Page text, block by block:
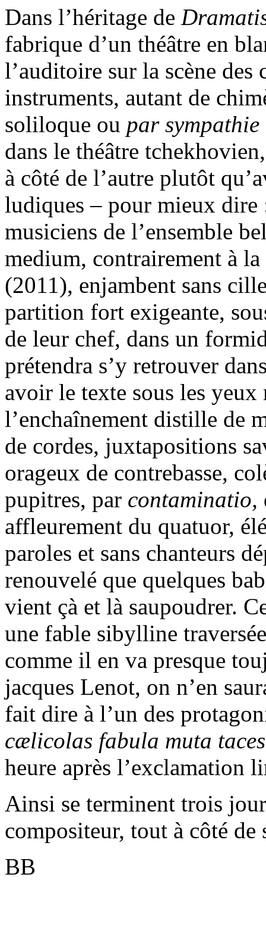
Dans l’héritage de
fabrique d’un théâtre en
l’auditoire sur la scène des
instruments, autant de
soliloque ou par sympathie
dans le théâtre
à côté de l’autre plutôt
ludiques – pour mieux dire
musiciens de l’ensemble
medium, contrairement à
(2011), enjambent sans
partition fort exigeante,
de leur chef, dans un
prétendra s’y retrouver
avoir le texte sous les
l’enchaînement distille de
de cordes, juxtapositions
orageux de contrebasse,
pupitres, par contaminatio,
affleurement du quatuor,
paroles et sans chanteurs
renouvelé que quelques
vient çà et là saupoudrer.
une fable sibylline
comme il en va presque
jacques Lenot, on n’en
fait dire à l’un des
cælicolas fabula muta taces
heure après l’exclamation
Ainsi se terminent trois
compositeur, tout à côté de
BB